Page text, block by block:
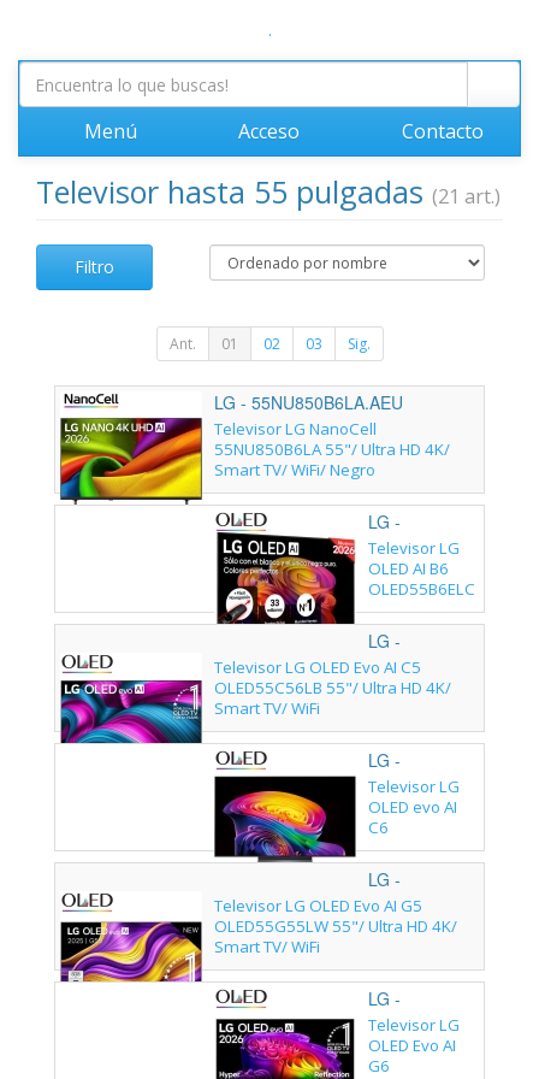
.
Menú Acceso Contacto
Televisor hasta 55 pulgadas (21 art.)
Filtro
Ant. 01 02 03 Sig.
LG - 55NU850B6LA.AEU
Televisor LG NanoCell
55NU850B6LA 55"/ Ultra HD 4K/
Smart TV/ WiFi/ Negro
LG -
OLED55B6ELC.AEU
Televisor LG
OLED AI B6
OLED55B6ELC
55"/ Ultra HD
4K/ Smart TV/
WiFi
LG -
OLED55C56LB.AEU
Televisor LG OLED Evo AI C5
OLED55C56LB 55"/ Ultra HD 4K/
Smart TV/ WiFi
LG -
OLED55C66LB.AEU
Televisor LG
OLED evo AI
C6
OLED55C66LB
55"/ Ultra HD
4K/ Smart TV/
WiFi
LG -
OLED55G55LW.AEU
Televisor LG OLED Evo AI G5
OLED55G55LW 55"/ Ultra HD 4K/
Smart TV/ WiFi
LG -
OLED55G68LW.AEU
Televisor LG
OLED Evo AI
G6